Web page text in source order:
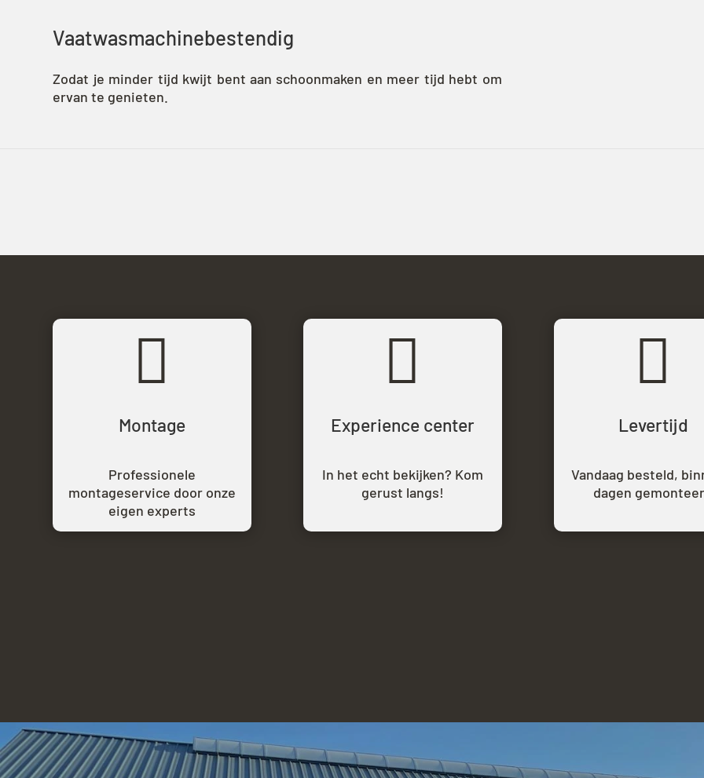
Vaatwasmachinebestendig
Zodat je minder tijd kwijt bent aan schoonmaken en meer tijd hebt om
ervan te genieten.

Montage
Professionele
montageservice door onze
eigen experts

Experience center
In het echt bekijken? Kom
gerust langs!

Levertijd
Vandaag besteld,
dagen